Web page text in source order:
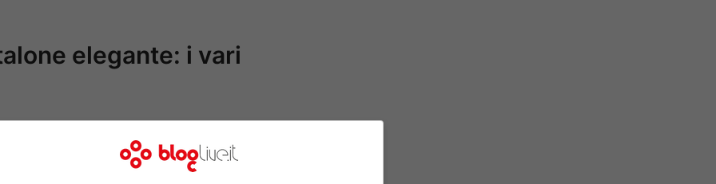
elegante: i vari
essere scelti in base ai propri gusti
in cui dovranno essere indossati.